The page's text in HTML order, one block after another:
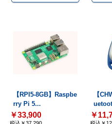
【RPI5-8GB】Raspbe
rry Pi 5...
￥33,900
【
￥